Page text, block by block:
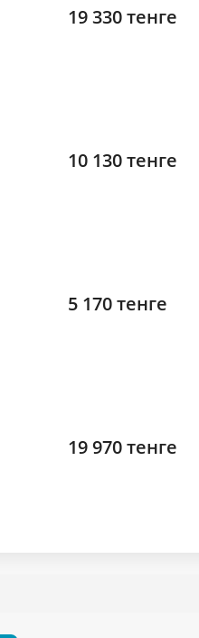
19 330 тенге
10 130 тенге
5 170 тенге
19 970 тенге